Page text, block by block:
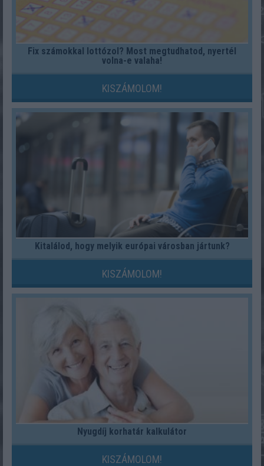
Fix számokkal lottózol? Most megtudhatod, nyertél
volna-e valaha!
KISZÁMOLOM!
Kitalálod, hogy melyik európai városban jártunk?
KISZÁMOLOM!
Nyugdíj korhatár kalkulátor
KISZÁMOLOM!